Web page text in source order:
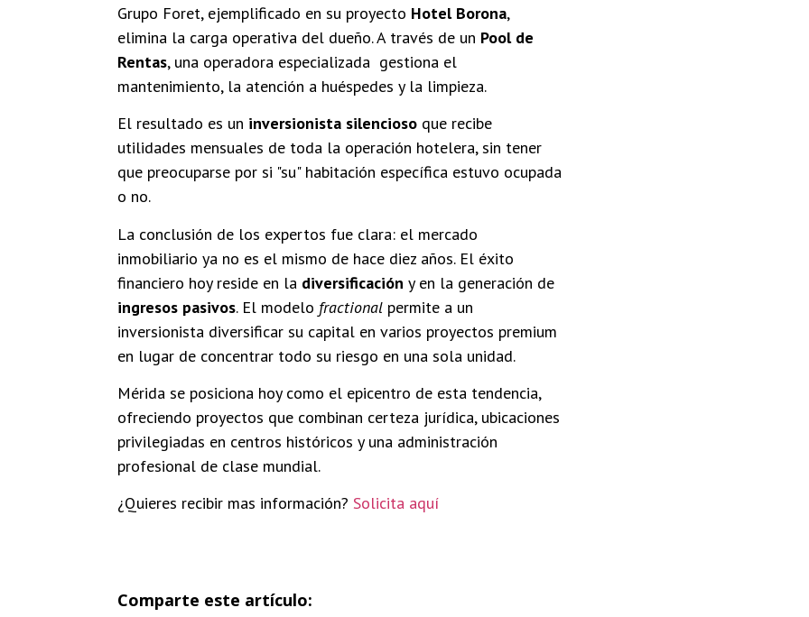
Grupo Foret, ejemplificado en su proyecto Hotel Borona,
elimina la carga operativa del dueño. A través de un Pool de
Rentas, una operadora especializada gestiona el
mantenimiento, la atención a huéspedes y la limpieza.
El resultado es un inversionista silencioso que recibe
utilidades mensuales de toda la operación hotelera, sin tener
que preocuparse por si "su" habitación específica estuvo ocupada
o no.
La conclusión de los expertos fue clara: el mercado
inmobiliario ya no es el mismo de hace diez años. El éxito
financiero hoy reside en la diversificación y en la generación de
ingresos pasivos. El modelo fractional permite a un
inversionista diversificar su capital en varios proyectos premium
en lugar de concentrar todo su riesgo en una sola unidad.
Mérida se posiciona hoy como el epicentro de esta tendencia,
ofreciendo proyectos que combinan certeza jurídica, ubicaciones
privilegiadas en centros históricos y una administración
profesional de clase mundial.
¿Quieres recibir mas información? Solicita aquí
Comparte este artículo: